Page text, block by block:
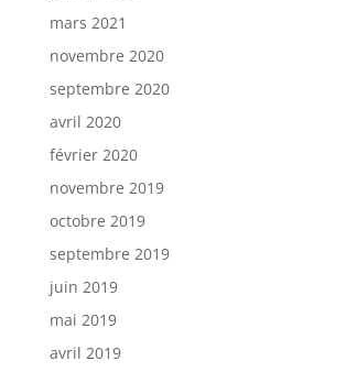
mars 2021
novembre 2020
septembre 2020
avril 2020
février 2020
novembre 2019
octobre 2019
septembre 2019
juin 2019
mai 2019
avril 2019